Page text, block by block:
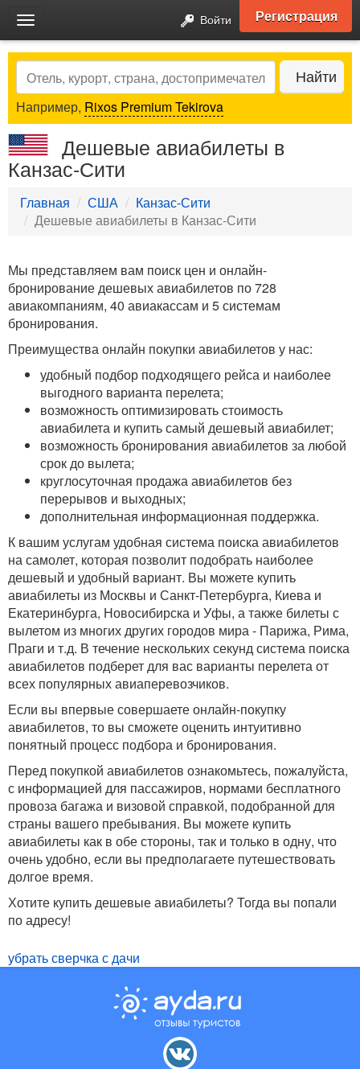
Toggle
navigation
Войти Регистрация
Search Найти
Например, Rixos Premium Tekirova
Дешевые авиабилеты в
Канзас-Сити
Главная США
Канзас-Сити
Дешевые авиабилеты в Канзас-Сити
Мы представляем вам поиск цен и онлайн-
бронирование дешевых авиабилетов по 728
авиакомпаниям, 40 авиакассам и 5 системам
бронирования.
Преимущества онлайн покупки авиабилетов у нас:
удобный подбор подходящего рейса и наиболее
выгодного варианта перелета;
возможность оптимизировать стоимость
авиабилета и купить самый дешевый авиабилет;
возможность бронирования авиабилетов за любой
срок до вылета;
круглосуточная продажа авиабилетов без
перерывов и выходных;
дополнительная информационная поддержка.
К вашим услугам удобная система поиска авиабилетов
на самолет, которая позволит подобрать наиболее
дешевый и удобный вариант. Вы можете купить
авиабилеты из Москвы и Санкт-Петербурга, Киева и
Екатеринбурга, Новосибирска и Уфы, а также билеты с
вылетом из многих других городов мира - Парижа, Рима,
Праги и т.д. В течение нескольких секунд система поиска
авиабилетов подберет для вас варианты перелета от
всех популярных авиаперевозчиков.
Если вы впервые совершаете онлайн-покупку
авиабилетов, то вы сможете оценить интуитивно
понятный процесс подбора и бронирования.
Перед покупкой авиабилетов ознакомьтесь, пожалуйста,
с информацией для пассажиров, нормами бесплатного
провоза багажа и визовой справкой, подобранной для
страны вашего пребывания. Вы можете купить
авиабилеты как в обе стороны, так и только в одну, что
очень удобно, если вы предполагаете путешествовать
долгое время.
Хотите купить дешевые авиабилеты? Тогда вы попали
по адресу!
убрать сверчка с дачи